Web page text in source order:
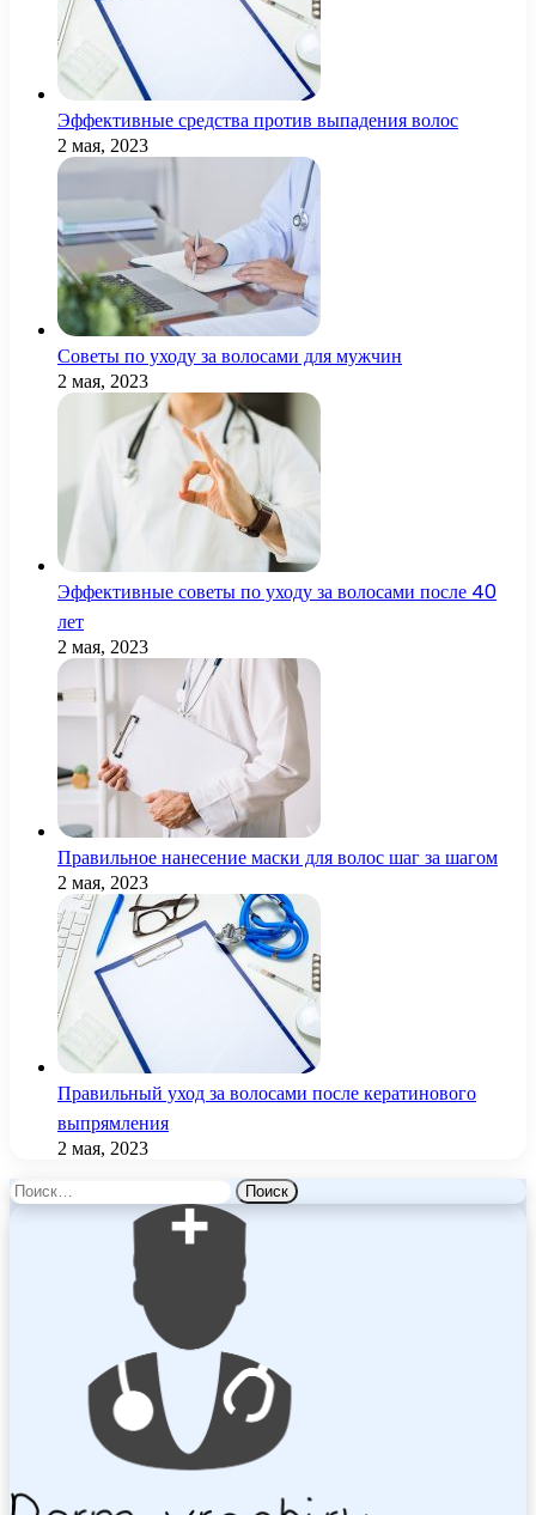
Эффективные средства против выпадения волос
2 мая, 2023
Советы по уходу за волосами для мужчин
2 мая, 2023
Эффективные советы по уходу за волосами после 40
лет
2 мая, 2023
Правильное нанесение маски для волос шаг за шагом
2 мая, 2023
Правильный уход за волосами после кератинового
выпрямления
2 мая, 2023
Найти: